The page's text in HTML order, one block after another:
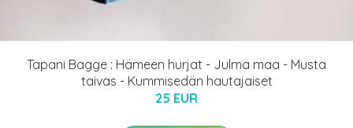
Tapani Bagge : Hämeen hurjat - Julma maa - Musta
taivas - Kummisedän hautajaiset
25 EUR